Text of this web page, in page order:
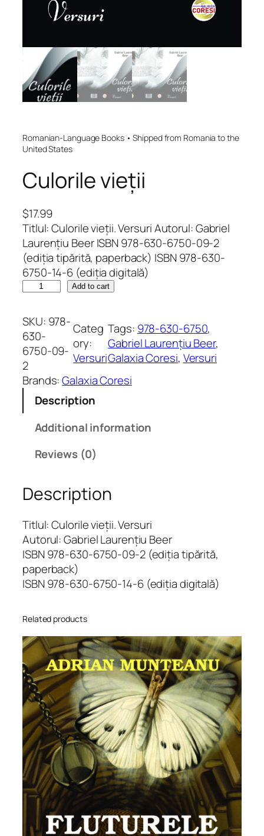
Romanian-Language Books • Shipped from Romania to the
United States
Culorile vieții
$17.99
Titlul: Culorile vieții. Versuri Autorul: Gabriel
Laurențiu Beer ISBN 978-630-6750-09-2
(ediția tipărită, paperback) ISBN 978-630-
6750-14-6 (ediția digitală)
l
o
r
i
l
e
q
a
n
t
i
t
Add to cart
SKU: 978-
630-
6750-09-
2
Categ
ory:
Versuri
Tags: 978-630-6750
Gabriel Laurențiu Beer
Galaxia Coresi, Versuri
Brands:Galaxia Coresi
Description
Additional information
Reviews (0)
Description
Titlul: Culorile vieții. Versuri
Autorul: Gabriel Laurențiu Beer
ISBN 978-630-6750-09-2 (ediția tipărită,
paperback)
ISBN 978-630-6750-14-6 (ediția digitală)
Related products